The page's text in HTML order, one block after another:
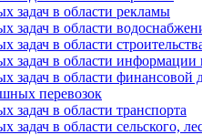
задач в области рекламы
задач в области
задач в области
задач в области информации
в области финансовой
перевозок
задач в области транспорта
в области сельского,